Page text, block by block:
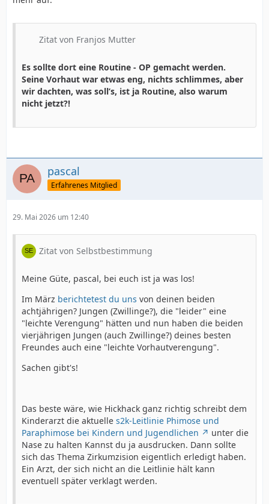
Zitat von Franjos Mutter
Es sollte dort eine Routine - OP gemacht werden.
Seine Vorhaut war etwas eng, nichts schlimmes, aber
wir dachten, was soll’s, ist ja Routine, also warum
nicht jetzt?!
pascal
Erfahrenes Mitglied
29. Mai 2026 um 12:40
Zitat von Selbstbestimmung
Meine Güte, pascal, bei euch ist ja was los!
Im März berichtetest du uns von deinen beiden
achtjährigen? Jungen (Zwillinge?), die "leider" eine
"leichte Verengung" hätten und nun haben die beiden
vierjährigen Jungen (auch Zwillinge?) deines besten
Freundes auch eine "leichte Vorhautverengung".
Sachen gibt's!
Das beste wäre, wie Hickhack ganz richtig schreibt dem
Kinderarzt die aktuelle s2k-Leitlinie Phimose und
Paraphimose bei Kindern und Jugendlichen
unter die
Nase zu halten Kannst du ja ausdrucken. Dann sollte
sich das Thema Zirkumzision eigentlich erledigt haben.
Ein Arzt, der sich nicht an die Leitlinie hält kann
eventuell später verklagt werden.